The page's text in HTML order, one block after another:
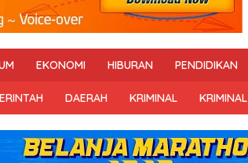
EKONOMI HIBURAN PENDIDIKAN
DAERAH KRIMINAL KRIMINAL